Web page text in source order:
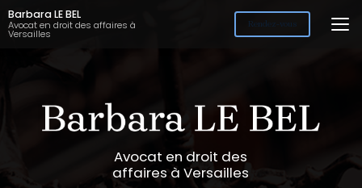
Aller
au
contenu
Barbara LE BEL
Avocat en droit des affaires à
Versailles
Rendez-vous
Avocat en droit des
affaires à Versailles